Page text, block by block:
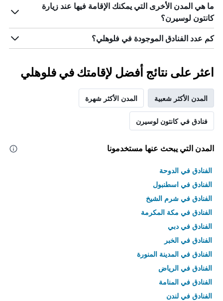
ما هي المدن الأخرى التي يمكنك الإقامة فيها عند زيارة
كانتون لوسيرن؟
كم عدد الفنادق الموجودة في فلوهلي؟
اعثر على نتائج أفضل لإقامتك في فلوهلي
المدن الأكثر شعبية المدن الأكثر شهرة
فنادق في كانتون لوسيرن
المدن التي يبحث عنها مستخدمونا
الفنادق في الدوحة
الفنادق في اسطنبول
الفنادق في شرم الشيخ
الفنادق في مكة المكرمة
الفنادق في دبي
الفنادق في الخبر
الفنادق في المدينة المنورة
الفنادق في الرياض
الفنادق في المنامة
الفنادق في لندن